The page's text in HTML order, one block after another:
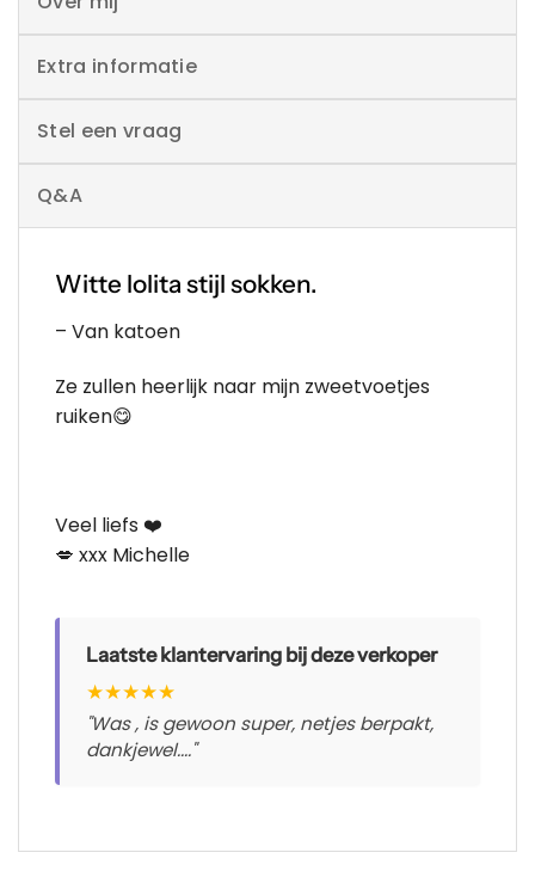
Extra informatie
Stel een vraag
Q&A
Witte lolita stijl sokken.
– Van katoen
Ze zullen heerlijk naar mijn zweetvoetjes
ruiken😋
Veel liefs ❤️
💋 xxx Michelle
Laatste klantervaring bij deze verkoper
★★★★★
"Was , is gewoon super, netjes berpakt,
dankjewel...."